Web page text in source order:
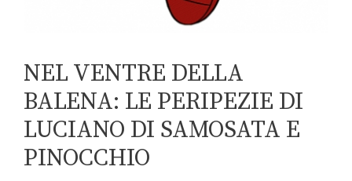
NEL VENTRE DELLA
BALENA: LE PERIPEZIE DI
LUCIANO DI SAMOSATA E
PINOCCHIO